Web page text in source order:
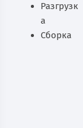
Разгрузк
а
Сборка